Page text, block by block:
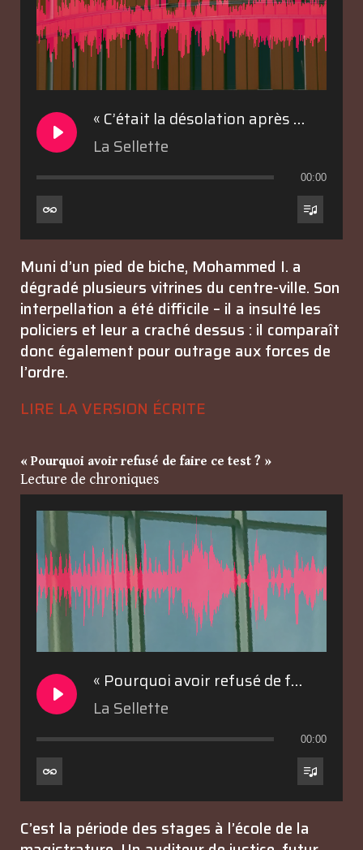
« C’était la désolation après votre passage »
La Sellette
00:00
Muni d’un pied de biche, Mohammed I. a
dégradé plusieurs vitrines du centre-ville. Son
interpellation a été difficile – il a insulté les
policiers et leur a craché dessus : il comparaît
donc également pour outrage aux forces de
l’ordre.
LIRE LA VERSION ÉCRITE
« Pourquoi avoir refusé de faire ce test ? »
Lecture de chroniques
« Pourquoi avoir refusé de faire ce test ? »
La Sellette
00:00
C’est la période des stages à l’école de la